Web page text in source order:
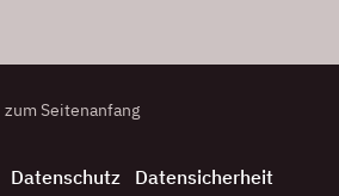
zum Seitenanfang
Datenschutz Datensicherheit